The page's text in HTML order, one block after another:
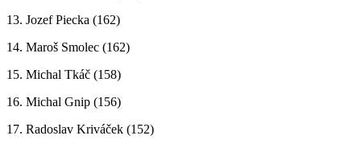
13. Jozef Piecka (162)
14. Maroš Smolec (162)
15. Michal Tkáč (158)
16. Michal Gnip (156)
17. Radoslav Kriváček (152)